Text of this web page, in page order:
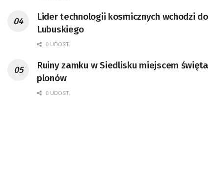
doktor habilitowany nauk fizycznych,
koordynator Rady Sektorowej ds.
Kompetencji Przemysłu Lotniczo-
Badań Kosmicznych i Satelitarnych PAN.
Lider technologii kosmicznych wchodzi do
Lubuskiego
0 UDOST.
Ruiny zamku w Siedlisku miejscem święta
plonów
0 UDOST.